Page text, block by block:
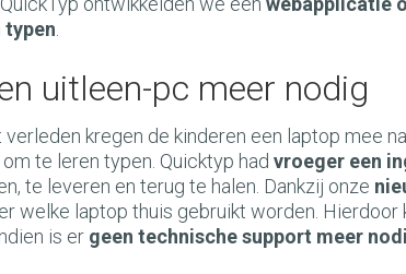
typen
uitleen-pc meer nodig
verleden kregen de kinderen een laptop mee
te leren typen. Quicktyp had vroeger een
te leveren en terug te halen. Dankzij onze
welke laptop thuis gebruikt worden. Hierdoor
is er geen technische support meer